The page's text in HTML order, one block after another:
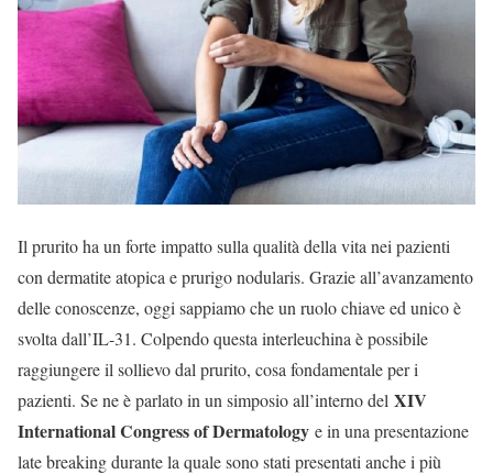
Il prurito ha un forte impatto sulla qualità della vita nei pazienti
con dermatite atopica e prurigo nodularis. Grazie all’avanzamento
delle conoscenze, oggi sappiamo che un ruolo chiave ed unico è
svolta dall’IL-31. Colpendo questa interleuchina è possibile
raggiungere il sollievo dal prurito, cosa fondamentale per i
pazienti. Se ne è parlato in un simposio all’interno del XIV
International Congress of Dermatology e in una presentazione
late breaking durante la quale sono stati presentati anche i più